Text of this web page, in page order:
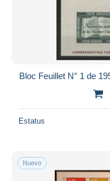
Bloc Feuillet N° 1 de
Estatus
Nuevo